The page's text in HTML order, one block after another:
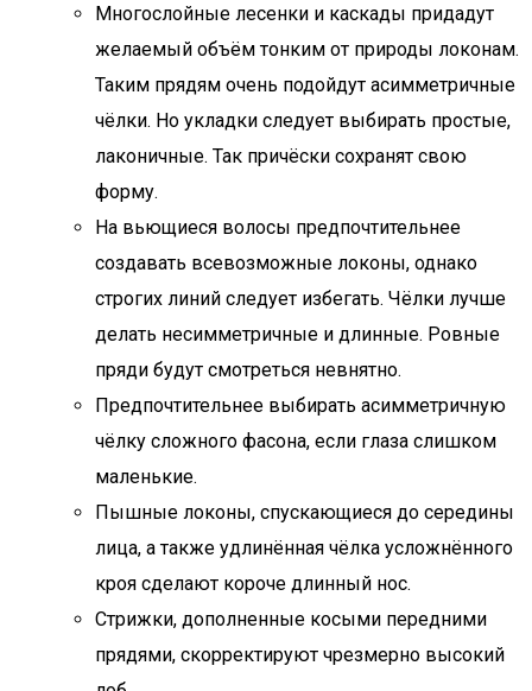
Многослойные лесенки и каскады придадут
желаемый объём тонким от природы локонам.
Таким прядям очень подойдут асимметричные
чёлки. Но укладки следует выбирать простые,
лаконичные. Так причёски сохранят свою
форму.
На вьющиеся волосы предпочтительнее
создавать всевозможные локоны, однако
строгих линий следует избегать. Чёлки лучше
делать несимметричные и длинные. Ровные
пряди будут смотреться невнятно.
Предпочтительнее выбирать асимметричную
чёлку сложного фасона, если глаза слишком
маленькие.
Пышные локоны, спускающиеся до середины
лица, а также удлинённая чёлка усложнённого
кроя сделают короче длинный нос.
Стрижки, дополненные косыми передними
прядями, скорректируют чрезмерно высокий